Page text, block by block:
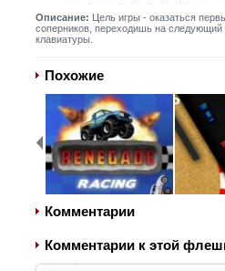
Описание: Цель игры - оказаться
соперников, переходишь на
клавиатуры.
Похожие
Комментарии
Комментарии к этой